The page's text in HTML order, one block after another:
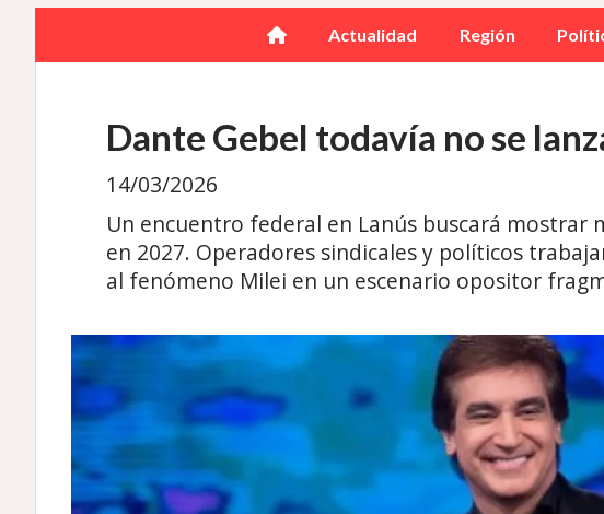
Actualidad Región
Dante Gebel todavía no se
Un encuentro federal en Lanús buscará
en 2027. Operadores sindicales y políticos
al fenómeno Milei en un escenario opositor
14/03/2026